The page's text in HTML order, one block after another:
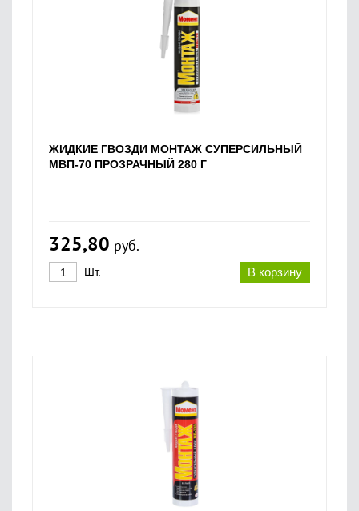
ЖИДКИЕ ГВОЗДИ МОНТАЖ СУПЕРСИЛЬНЫЙ
МВП-70 ПРОЗРАЧНЫЙ 280 Г
325,80 руб.
В корзину
Шт.